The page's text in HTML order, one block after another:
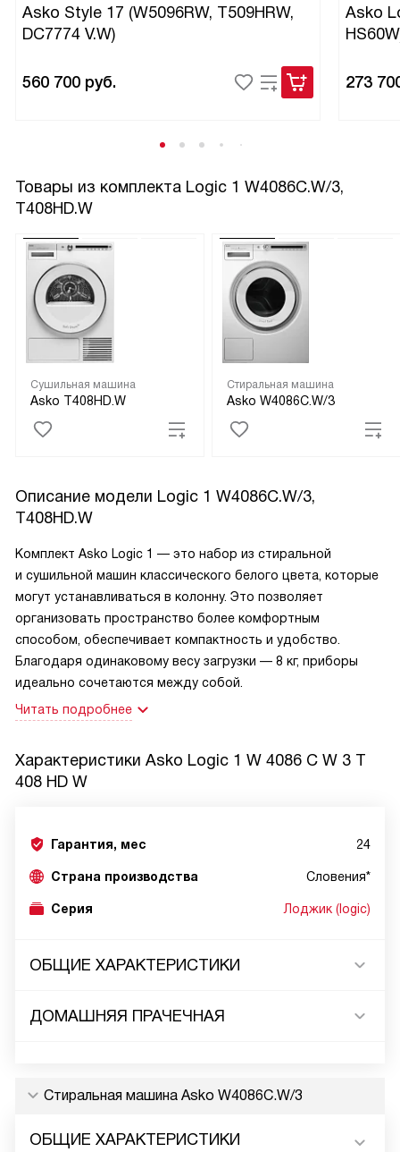
Asko Style 17 (W5096RW, T509HRW,
DC7774 V.W)
560 700 руб.
Asko
273
Товары из комплекта Logic 1 W4086C.W/3,
T408HD.W
Сушильная машина
Asko T408HD.W
Стиральная машина
Asko W4086C.W/3
Описание модели Logic 1 W4086C.W/3,
T408HD.W
Комплект Asko Logic 1 — это набор из стиральной
и сушильной машин классического белого цвета, которые
могут устанавливаться в колонну. Это позволяет
организовать пространство более комфортным
способом, обеспечивает компактность и удобство.
Благодаря одинаковому весу загрузки — 8 кг, приборы
идеально сочетаются между собой.
Читать подробнее
Характеристики Asko Logic 1 W 4086 C W 3 T
408 HD W
Гарантия, мес 24
Страна производства Словения*
Серия Лоджик (logic)
ОБЩИЕ ХАРАКТЕРИСТИКИ
ДОМАШНЯЯ ПРАЧЕЧНАЯ
Стиральная машина Asko W4086C.W/3
ОБЩИЕ ХАРАКТЕРИСТИКИ